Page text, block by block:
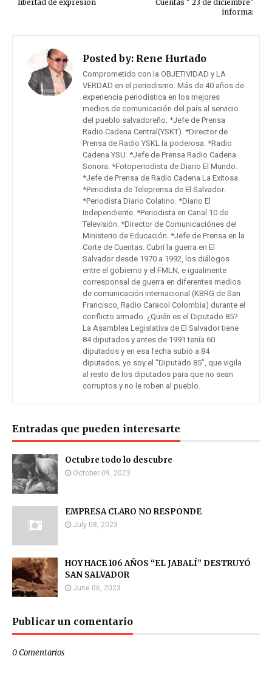
Cuentas " 23 de diciembre"
informa:
libertad de expresión
Posted by: Rene Hurtado
Comprometido con la OBJETIVIDAD y LA
VERDAD en el periodismo. Más de 40 años de
experiencia periodística en los mejores
medios de comunicación del país al servicio
del pueblo salvadoreño: *Jefe de Prensa
Radio Cadena Central(YSKT). *Director de
Prensa de Radio YSKL la poderosa. *Radio
Cadena YSU. *Jefe de Prensa Radio Cadena
Sonora. *Fotoperiodista de Diario El Mundo.
*Jefe de Prensa de Radio Cadena La Exitosa.
*Periodista de Teleprensa de El Salvador.
*Periodista Diario Colatino. *Diario El
Independiente. *Periodista en Canal 10 de
Televisión. *Director de Comunicaciónes del
Ministerio de Educación. *Jefe de Prensa en la
Corte de Cuentas. Cubrí la guerra en El
Salvador desde 1970 a 1992, los diálogos
entre el gobierno y el FMLN, e igualmente
corresponsal de guerra en diferentes medios
de comunicación internacional (KBRG de San
Francisco, Radio Caracol Colombia) durante el
conflicto armado. ¿Quién es el Diputado 85?
La Asamblea Legislativa de El Salvador tiene
84 diputados y antes de 1991 tenía 60
diputados y en esa fecha subió a 84
diputados; yo soy el “Diputado 85”, que vigila
al resto de los diputados para que no sean
corruptos y no le roben al pueblo.
Entradas que pueden interesarte
Octubre todo lo descubre
October 09, 2023
EMPRESA CLARO NO RESPONDE
July 08, 2023
HOY HACE 106 AÑOS “EL JABALÍ” DESTRUYÓ
SAN SALVADOR
June 06, 2023
Publicar un comentario
0 Comentarios